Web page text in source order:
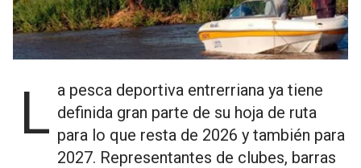
La pesca deportiva entrerriana ya tiene definida gran parte de su hoja de ruta
para lo que resta de 2026 y también para
2027. Representantes de clubes, barras